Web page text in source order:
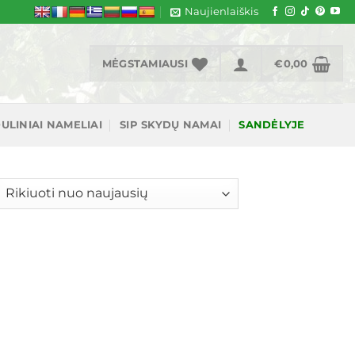
Naujienlaiškis
MĖGSTAMIAUSI €0,00
NAMELIAI SIP SKYDŲ NAMAI SANDĖLYJE